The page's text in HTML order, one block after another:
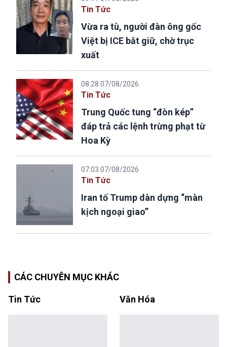
Tin Tức
Vừa ra tù, người đàn ông gốc
Việt bị ICE bắt giữ, chờ trục
xuất
08:28 07/08/2026
Tin Tức
Trung Quốc tung “đòn kép”
đáp trả các lệnh trừng phạt từ
Hoa Kỳ
07:03 07/08/2026
Tin Tức
Iran tố Trump dàn dựng “màn
kịch ngoại giao”
CÁC CHUYÊN MỤC KHÁC
Tin Tức Văn Hóa